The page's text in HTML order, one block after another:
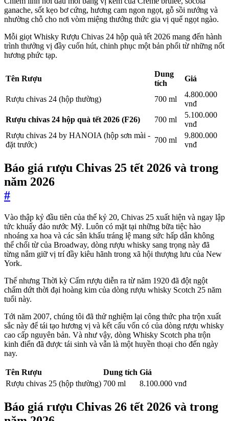
ganache, sốt kẹo bơ cứng, hương cam ngon ngọt, gỗ sồi nướng và
nhường chỗ cho nơi vòm miệng thưởng thức gia vị quế ngọt ngào.
Mỗi giọt Whisky Rượu Chivas 24 hộp quà tết 2026 mang đến hành
trình thưởng vị đầy cuốn hút, chinh phục một bản phối từ những nốt
hương phức tạp.
Tên Rượu
Dung
tích
Giá
Rượu chivas 24 (hộp thường) 700 ml
4.800.000
vnđ
Rượu chivas 24 hộp quà tết 2026 (F26)
700 ml
5.100.000
vnđ
Rượu chivas 24 by HANOIA (hộp sơn mài -
đặt trước)
700 ml
9.800.000
vnđ
Báo giá rượu Chivas 25 tết 2026 và trong
năm 2026
#
Vào thập kỷ đầu tiên của thế kỷ 20, Chivas 25 xuất hiện và ngay lập
tức khuấy đảo nước Mỹ. Luôn có mặt tại những bữa tiệc hào
nhoáng xa hoa và các sân khấu tráng lệ mang sức hấp dẫn không
thể chối từ của Broadway, dòng rượu whisky sang trọng này đã
từng nắm giữ vị trí đầy kiêu hãnh trong xã hội thượng lưu của New
York.
Thế nhưng Thời kỳ Cấm rượu diễn ra từ năm 1920 đã đột ngột
chấm dứt thời đại hoàng kim của dòng rượu whisky Scotch 25 năm
tuổi này.
Tới năm 2007, chúng tôi đã thử nghiệm lại công thức pha trộn xuất
sắc này để tái tạo hương vị và kết cấu vốn có của dòng rượu whisky
cao cấp nguyên bản. Và như vậy, dòng Whisky Scotch pha trộn
kinh điển đã được tái sinh và vẫn là một huyền thoại cho đến ngày
nay.
Tên Rượu Dung tích Giá
Rượu chivas 25 (hộp thường) 700 ml 8.100.000 vnđ
Báo giá rượu Chivas 26 tết 2026 và trong